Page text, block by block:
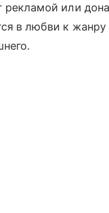
рекламой или
в любви к жанру